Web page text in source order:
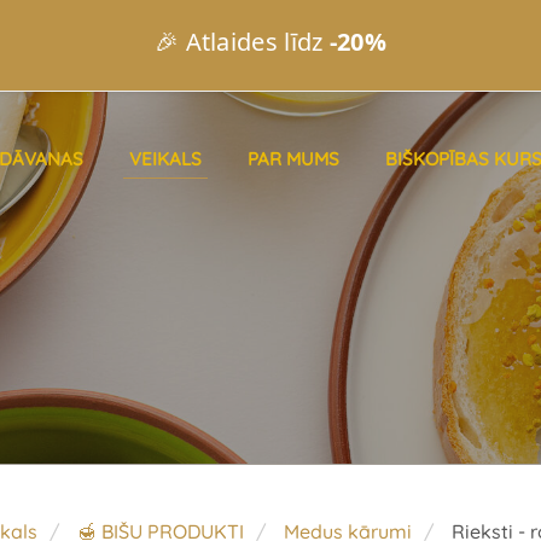
🎉 Atlaides līdz -20%
DĀVANAS VEIKALS PAR MUMS BIŠKOPĪBAS
🍯 BIŠU PRODUKTI Medus kārumi Rieksti -